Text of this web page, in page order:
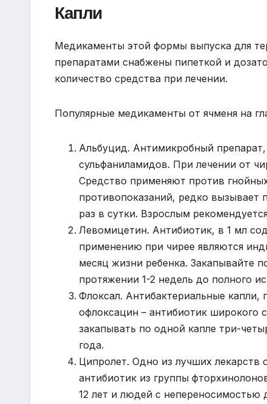
Капли
Медикаменты этой формы выпуска для
препаратами снабжены пипеткой и
количество средства при лечении.
Популярные медикаменты от ячменя на
Альбуцид. Антимикробный
сульфаниламидов. При лечении от
Средство применяют против
противопоказаний, редко вызывает
раз в сутки. Взрослым
Левомицетин. Антибиотик, в 1 мл
применению при чирее являются
месяц жизни ребенка. Закапывайте
протяжении 1-2 недель до полного
Флоксал. Антибактериальные
офлоксацин – антибиотик широкого
закапывать по одной капле три-
года.
Ципролет. Одно из лучших лекарств
антибиотик из группы
12 лет и людей с непереносимостью